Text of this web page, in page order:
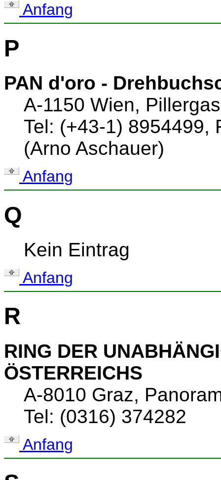
Anfang
P
PAN d'oro -
A-1150 Wien,
Tel: (+43-1) 8954499,
(Arno Aschauer)
Anfang
Q
Kein Eintrag
Anfang
R
RING DER
ÖSTERREICHS
A-8010 Graz,
Tel: (0316) 374282
Anfang